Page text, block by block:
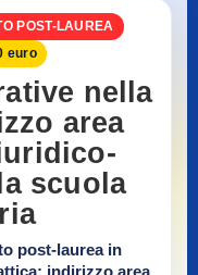
POST-LAUREA
euro
nella
area
scuola
post-laurea in